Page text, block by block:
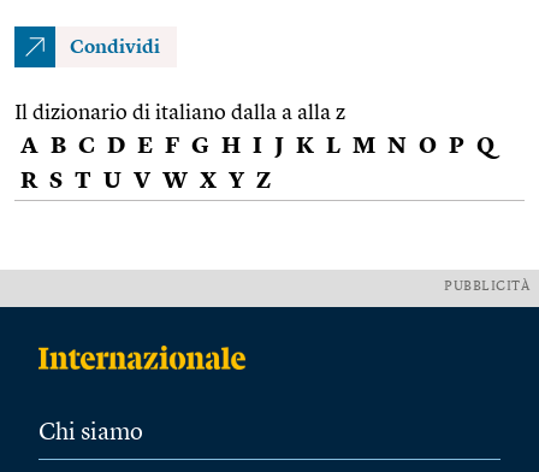
Condividi
Il dizionario di italiano dalla a alla z
A B C D E F G H I J K L M N O P Q
R S T U V W X Y Z
PUBBLICITÀ
Chi siamo